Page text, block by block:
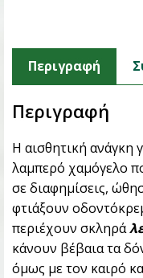
Περιγραφή
Περιγραφή
Η αισθητική ανάγκη
λαμπερό χαμόγελο
σε διαφημίσεις,
φτιάξουν
περιέχουν σκληρά
κάνουν βέβαια τα
όμως με τον καιρό